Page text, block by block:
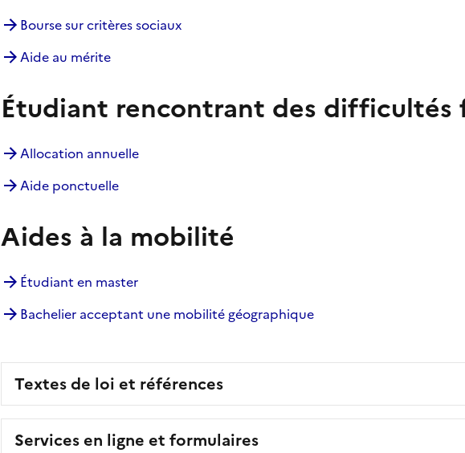
Bourse sur critères sociaux
Aide au mérite
Étudiant rencontrant des difficultés
Allocation annuelle
Aide ponctuelle
Aides à la mobilité
Étudiant en master
Bachelier acceptant une mobilité géographique
Textes de loi et références
Services en ligne et formulaires